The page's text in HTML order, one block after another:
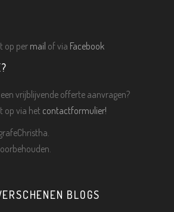
op per mail of via Facebook
vrijblijvende offerte aanvragen?
op via het contactformulier!
BLOGS